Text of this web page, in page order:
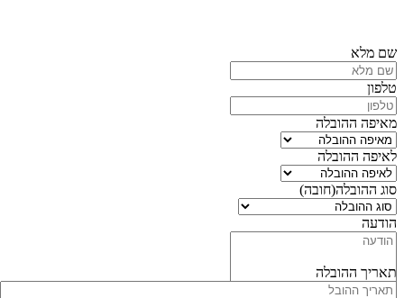
שם מלא
טלפון
מאיפה ההובלה
לאיפה ההובלה
סוג ההובלה(חובה)
הודעה
תאריך ההובלה